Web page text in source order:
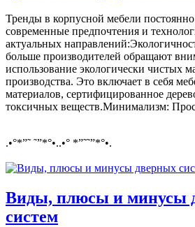
Тренды в корпусной мебели
современные предпочтения и
актуальных
больше производителей обращают
использование экологически чистых
производства. Это включает в себя
материалов, сертифицированное
токсичных веществ.Минимализм:
.•°*”˜ ˜”*°•..•° *”˜˜”*°•.
Виды, плюсы и минусы
систем